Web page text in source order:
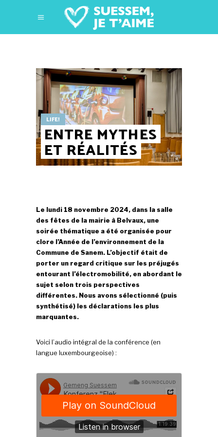
LIFE!
ENTRE MYTHES
ET RÉALITÉS
Le lundi 18 novembre 2024, dans la salle
des fêtes de la mairie à Belvaux, une
soirée thématique a été organisée pour
clore l’Année de l’environnement de la
Commune de Sanem. L’objectif était de
porter un regard critique sur les préjugés
entourant l’électromobilité, en abordant le
sujet selon trois perspectives
différentes. Nous avons sélectionné (puis
synthétisé) les déclarations les plus
marquantes.
Voici l’audio intégral de la conférence (en
langue luxembourgeoise) :